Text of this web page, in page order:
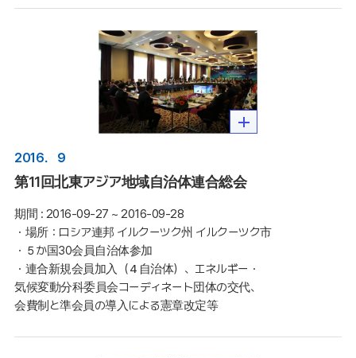
2016．９
第11回北東アジア地域自治体連合総会
期間 : 2016-09-27 ~ 2016-09-28
・場所：ロシア連邦 イルクーツク州 イルクーツク市
・５か国30会員自治体参加
・連合新規会員加入（４自治体）、エネルギー・
気候変動分科委員会コーディネート団体の交代、
会費制と準会員の導入による憲章改定等